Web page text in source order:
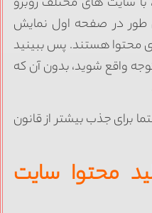
در صفحه اول نمایش
هستند. پس ببینید
واقع شوید، بدون آن که
جذب بیشتر از قانون
محتوا سایت